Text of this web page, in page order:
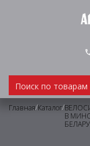
Главная/Каталог/
В